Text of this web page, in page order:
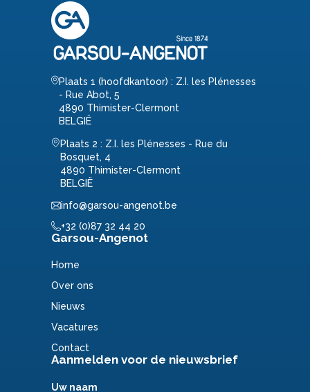
Plaats 1 (hoofdkantoor) : Z.I. les Plénesses
- Rue Abot, 5
4890 Thimister-Clermont
BELGIË
Plaats 2 : Z.I. les Plénesses - Rue du
Bosquet, 4
4890 Thimister-Clermont
BELGIË
info@garsou-angenot.be
+32 (0)87 32 44 20
Garsou-Angenot
Home
Over ons
Nieuws
Vacatures
Contact
Aanmelden voor de nieuwsbrief
Uw naam